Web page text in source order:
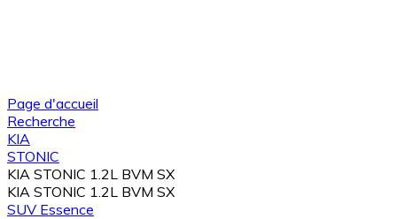
Page d'accueil
Recherche
KIA
STONIC
KIA STONIC 1.2L BVM SX
KIA STONIC 1.2L BVM SX
SUV Essence